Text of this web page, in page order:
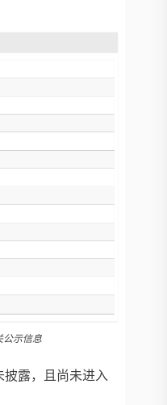
公示信息
披露，且尚未进入